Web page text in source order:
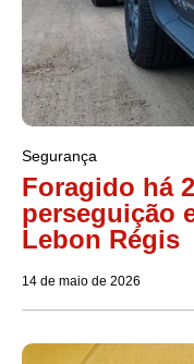
Segurança
Foragido há
perseguição
Lebon Régis
14 de maio de 2026